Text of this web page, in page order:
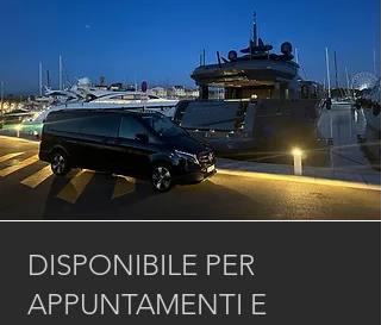
DISPONIBILE PER
APPUNTAMENTI E